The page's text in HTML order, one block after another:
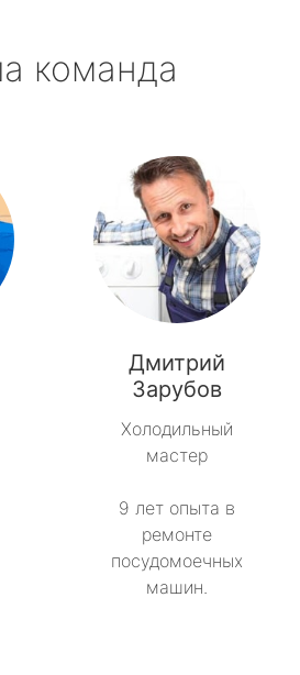
команда
Дмитрий
Зарубов
Холодильный
мастер
9 лет опыта в
ремонте
посудомоечных
машин.